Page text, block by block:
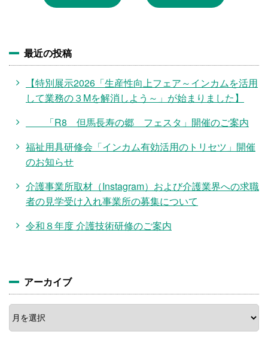
最近の投稿
【特別展示2026「生産性向上フェア～インカムを活用
して業務の３Mを解消しよう～」が始まりました】
「R8 但馬長寿の郷 フェスタ」開催のご案内
福祉用具研修会「インカム有効活用のトリセツ」開催
のお知らせ
介護事業所取材（Instagram）および介護業界への求職
者の見学受け入れ事業所の募集について
令和８年度 介護技術研修のご案内
アーカイブ
ア
ー
カ